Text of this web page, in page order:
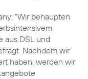
"Wir behaupten
aus DSL und
Nachdem wir
haben, werden wir